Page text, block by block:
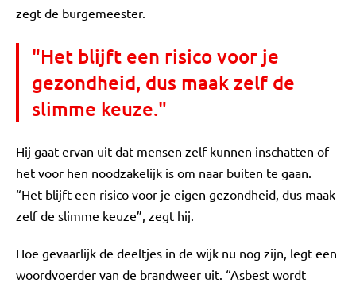
zegt de burgemeester.
"Het blijft een risico voor je
gezondheid, dus maak zelf de
slimme keuze."
Hij gaat ervan uit dat mensen zelf kunnen inschatten of
het voor hen noodzakelijk is om naar buiten te gaan.
“Het blijft een risico voor je eigen gezondheid, dus maak
zelf de slimme keuze”, zegt hij.
Hoe gevaarlijk de deeltjes in de wijk nu nog zijn, legt een
woordvoerder van de brandweer uit. “Asbest wordt